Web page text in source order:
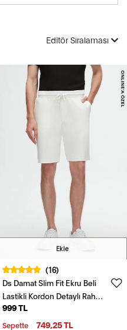
Editör Sıralaması
Ekle
(16)
Ds Damat Slim Fit Ekru Beli
Lastikli Kordon Detaylı Rahat
Pamuklu Örme Şort
999 TL
Sepette 749,25 TL